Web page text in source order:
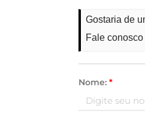
Gostaria de
Fale
Nome: *